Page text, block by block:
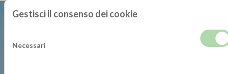
Gestisci il consenso dei cookie
Necessari